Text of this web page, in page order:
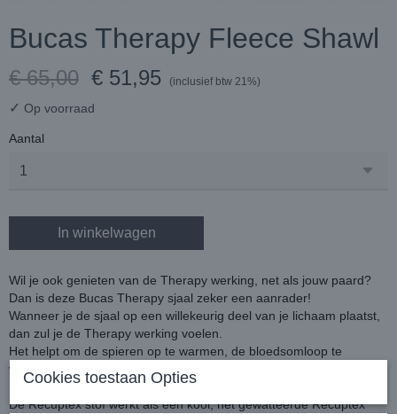
Bucas Therapy Fleece Shawl
€ 65,00 € 51,95 (inclusief btw 21%)
✓ Op voorraad
Aantal
In winkelwagen
Wil je ook genieten van de Therapy werking, net als jouw paard?
Dan is deze Bucas Therapy sjaal zeker een aanrader!
Wanneer je de sjaal op een willekeurig deel van je lichaam plaatst,
dan zul je de Therapy werking voelen.
Het helpt om de spieren op te warmen, de bloedsomloop te
verbeteren en eventuele spierpijn te verzachten.
De Recuptex stof werkt als een kooi, het gewatteerde Recuptex
Cookies toestaan Opties